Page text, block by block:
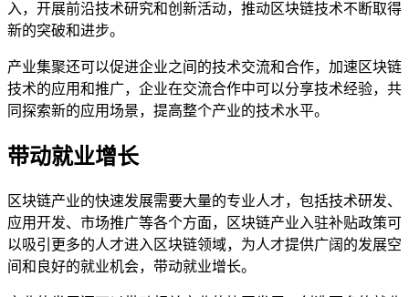
入，开展前沿技术研究和创新活动，推动区块链技术不断取得
新的突破和进步。
产业集聚还可以促进企业之间的技术交流和合作，加速区块链
技术的应用和推广，企业在交流合作中可以分享技术经验，共
同探索新的应用场景，提高整个产业的技术水平。
带动就业增长
区块链产业的快速发展需要大量的专业人才，包括技术研发、
应用开发、市场推广等各个方面，区块链产业入驻补贴政策可
以吸引更多的人才进入区块链领域，为人才提供广阔的发展空
间和良好的就业机会，带动就业增长。